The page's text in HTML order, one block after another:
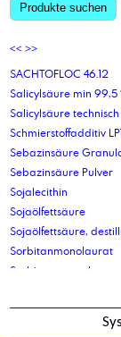
Produkte suchen
<< >>
SACHTOFLOC 46.12
Salicylsäure min 99,5
Salicylsäure technisch
Schmierstoffadditiv
Sebazinsäure
Sebazinsäure Pulver
Sojalecithin
Sojaölfettsäure
Sojaölfettsäure,
Sorbitanmonolaurat
Sorbitanmonooleat
Sorbitanmonostearat
Sorbitol 70%ige